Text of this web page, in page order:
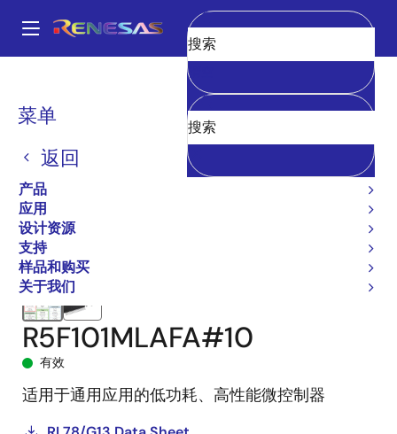
到
Main
navigation
菜单
返回
产品
应用
设计资源
支持
样品和购买
关于我们
清空
面
屑
RL78 低功耗 8 位和 16 位 MCU
RL78/G13
R5F101MLAFA#10
有效
适用于通用应用的低功耗、高性能微控制器